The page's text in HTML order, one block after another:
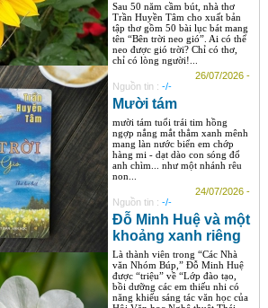
Sau 50 năm cầm bút, nhà thơ
Trần Huyền Tâm cho xuất bản
tập thơ gồm 50 bài lục bát mang
tên “Bên trời neo gió”. Ai có thể
neo được gió trời? Chỉ có thơ,
chỉ có lòng người!...
26/07/2026 -
Nguồn tin : -/-
Mười tám
mười tám tuổi trái tim hồng
ngợp nắng mắt thẳm xanh mênh
mang làn nước biển em chớp
hàng mi - dạt dào con sóng đổ
anh chìm... như một nhánh rêu
non...
24/07/2026 -
Nguồn tin : -/-
Đỗ Minh Huệ và một
khoảng xanh riêng
Là thành viên trong “Các Nhà
văn Nhóm Búp,” Đỗ Minh Huệ
được “triệu” về “Lớp đào tạo,
bồi dưỡng các em thiếu nhi có
năng khiếu sáng tác văn học của